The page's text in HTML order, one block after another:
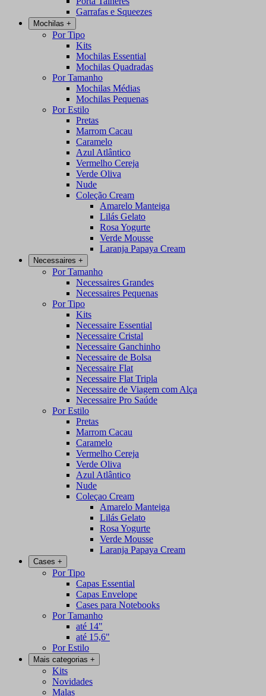
Garrafas e Squeezes
Mochilas +
Por Tipo
Kits
Mochilas Essential
Mochilas Quadradas
Por Tamanho
Mochilas Médias
Mochilas Pequenas
Por Estilo
Pretas
Marrom Cacau
Caramelo
Azul Atlântico
Vermelho Cereja
Verde Oliva
Nude
Coleção Cream
Amarelo Manteiga
Lilás Gelato
Rosa Yogurte
Verde Mousse
Laranja Papaya Cream
Necessaires +
Por Tamanho
Necessaires Grandes
Necessaires Pequenas
Por Tipo
Kits
Necessaire Essential
Necessaire Cristal
Necessaire Ganchinho
Necessaire de Bolsa
Necessaire Flat
Necessaire Flat Tripla
Necessaire de Viagem com Alça
Necessaire Pro Saúde
Por Estilo
Pretas
Marrom Cacau
Caramelo
Vermelho Cereja
Verde Oliva
Azul Atlântico
Nude
Coleçao Cream
Amarelo Manteiga
Lilás Gelato
Rosa Yogurte
Verde Mousse
Laranja Papaya Cream
Cases +
Por Tipo
Capas Essential
Capas Envelope
Cases para Notebooks
Por Tamanho
até 14"
até 15,6"
Por Estilo
Mais categorias +
Kits
Novidades
Malas